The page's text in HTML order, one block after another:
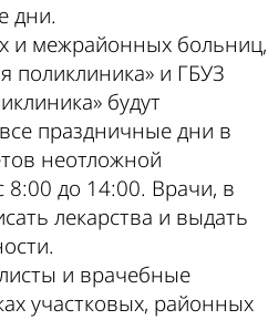
дни.
и межрайонных больниц,
поликлиника» и ГБУЗ
будут
праздничные дни в
неотложной
до 14:00. Врачи, в
лекарства и выдать
и врачебные
участковых, районных